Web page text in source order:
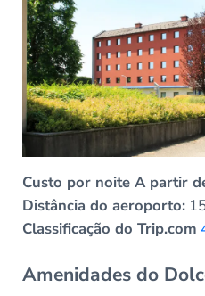
Custo por noite A partir
Distância do aeroporto:
Classificação do Trip.com
Amenidades do